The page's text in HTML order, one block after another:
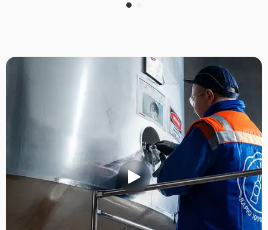
правильный выбор. Все зависит от тебя!